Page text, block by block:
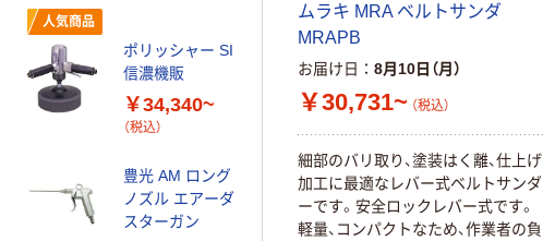
ムラキ MRA ベルトサンダ
MRAPB
お届け日 8月10日（月）
￥30,731~ （税込）
細部のバリ取り、塗装はく離、仕上げ
加工に最適なレバー式ベルトサンダ
ーです。安全ロックレバー式です。
軽量、コンパクトなため、作業者の負
人気商品
ポリッシャー SI
信濃機販
￥34,340~
（税込）
豊光 AM ロング
ノズル エアーダ
スターガン
栗田製作所 エ
アーガン ＡＧ
￥1,468~